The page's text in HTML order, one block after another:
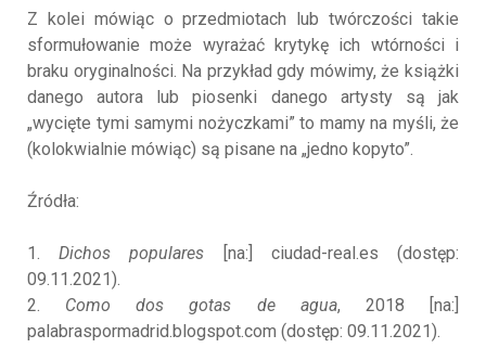
Z kolei mówiąc o przedmiotach lub twórczości takie
sformułowanie może wyrażać krytykę ich wtórności i
braku oryginalności. Na przykład gdy mówimy, że książki
danego autora lub piosenki danego artysty są jak
„wycięte tymi samymi nożyczkami” to mamy na myśli, że
(kolokwialnie mówiąc) są pisane na „jedno kopyto”.
Źródła:
1.Dichos populares [na:] ciudad-real.es (dostęp:
09.11.2021).
2. Como dos gotas de agua, 2018 [na:]
palabraspormadrid.blogspot.com (dostęp: 09.11.2021).